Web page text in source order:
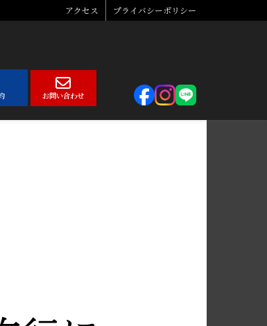
アクセス プライバシーポリシー
お問い合わせ